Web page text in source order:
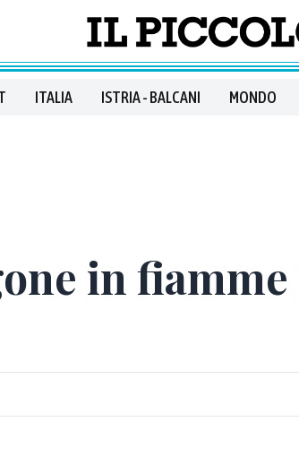
ITALIA ISTRIA - BALCANI MONDO
in